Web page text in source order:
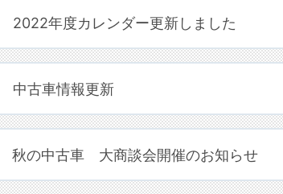
2022年度カレンダー更新しました
中古車情報更新
秋の中古車 大商談会開催のお知らせ